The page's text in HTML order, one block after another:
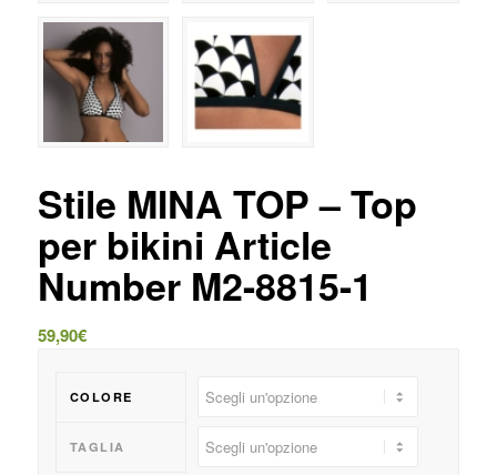
Stile MINA TOP – Top
per bikini Article
Number M2-8815-1
59,90€
COLORE
TAGLIA